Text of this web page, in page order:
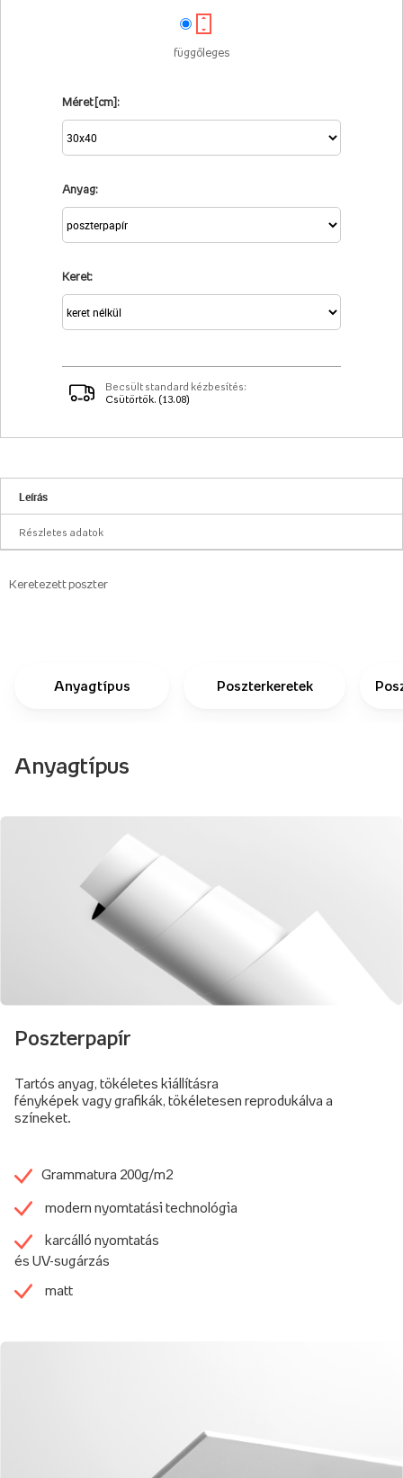
függőleges
Méret [cm]:
Anyag:
Keret:
Becsült standard kézbesítés:
Csütörtök. (13.08)
Leírás
Részletes adatok
Keretezett poszter
Anyagtípus Poszterkeretek
Anyagtípus
Poszterpapír
Tartós anyag, tökéletes kiállításra
fényképek vagy grafikák, tökéletesen reprodukálva a
színeket.
Grammatura 200g/m2
modern nyomtatási technológia
karcálló nyomtatás
és UV-sugárzás
matt